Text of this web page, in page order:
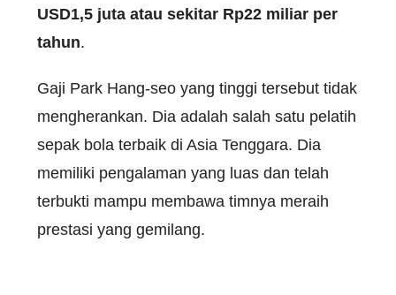
USD1,5 juta atau sekitar Rp22 miliar per
tahun.
Gaji Park Hang-seo yang tinggi tersebut tidak
mengherankan. Dia adalah salah satu pelatih
sepak bola terbaik di Asia Tenggara. Dia
memiliki pengalaman yang luas dan telah
terbukti mampu membawa timnya meraih
prestasi yang gemilang.